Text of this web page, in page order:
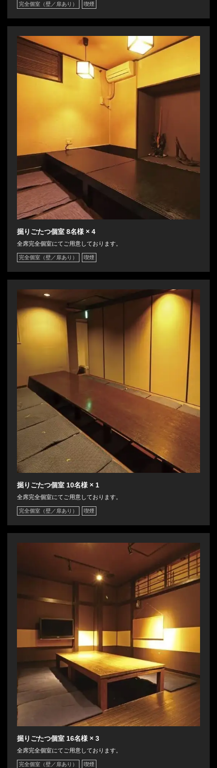
完全個室（壁／扉あり） 喫煙
掘りごたつ個室 8名様 × 4
全席完全個室にてご用意しております。
完全個室（壁／扉あり） 喫煙
掘りごたつ個室 10名様 × 1
全席完全個室にてご用意しております。
完全個室（壁／扉あり） 喫煙
掘りごたつ個室 16名様 × 3
全席完全個室にてご用意しております。
完全個室（壁／扉あり） 喫煙
この店舗情報をシェアする
https://sengoku-suehiro.owst.jp/seats
お店情報をコピー
閉じる